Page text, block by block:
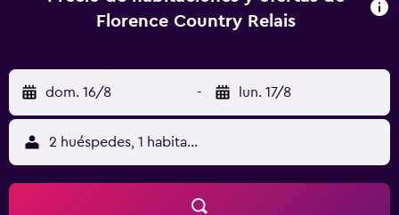
Florence Country Relais
dom. 16/8 - lun. 17/8
2 huéspedes, 1 habitación